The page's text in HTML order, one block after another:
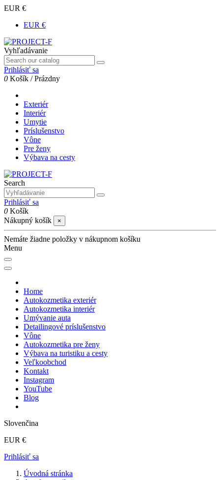
EUR €
EUR €
Vyhľadávanie
Prihlásiť sa
0 Košík /Prázdny
Exteriér
Interiér
Umytie
Príslušenstvo
Vône
Pre ženy
Výbava na cesty
Search
Prihlásiť sa
0 Košík
Nákupný košík
×
Nemáte žiadne položky v nákupnom košíku
Menu
Home
Autokozmetika exteriér
Autokozmetika interiér
Umývanie auta
Detailingové príslušenstvo
Vône
Autokozmetika pre ženy
Výbava na turistiku a cesty
Veľkoobchod
Kontakt
Instagram
YouTube
Blog
Slovenčina
EUR €
Prihlásiť sa
Úvodná stránka